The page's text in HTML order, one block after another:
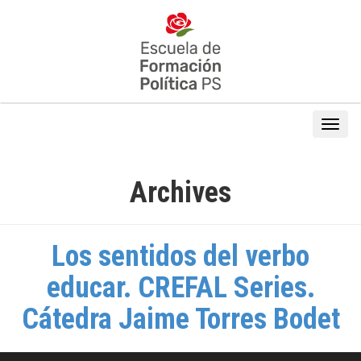
Archives
Los sentidos del verbo
educar. CREFAL Series.
Cátedra Jaime Torres Bodet